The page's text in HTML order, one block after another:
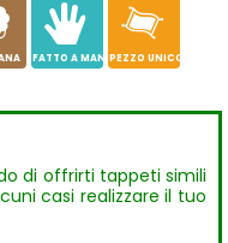
c
FATTO A MANO
h
PEZZO UNICO
di offrirti tappeti simili
casi realizzare il tuo